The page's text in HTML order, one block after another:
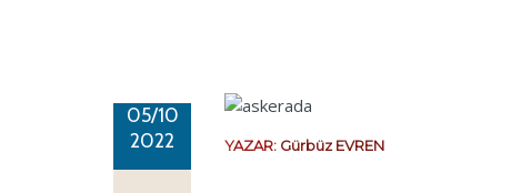
05/10
2022
YAZAR: Gürbüz EVREN